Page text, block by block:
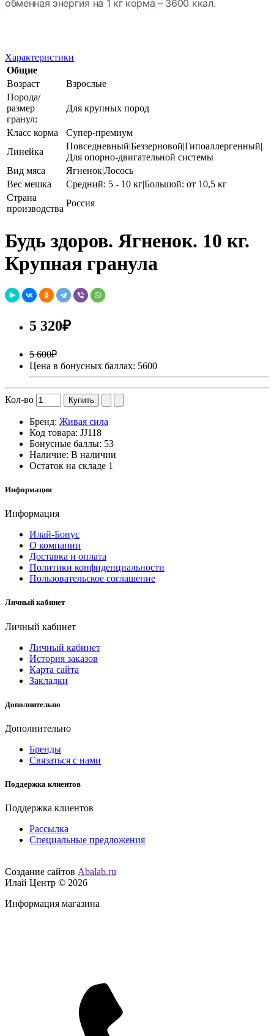
обменная энергия на 1 кг корма – 3600 ккал.
Характеристики
Общие
Возраст
Взрослые
Порода/
размер
гранул:
Для крупных пород
Класс корма
Супер-премиум
Линейка
Повседневный|Беззерновой|Гипоаллергенный|
Для опорно-двигательной системы
Вид мяса
Ягненок|Лосось
Вес мешка
Средний: 5 - 10 кг|Большой: от 10,5 кг
Страна
производства
Россия
Будь здоров. Ягненок. 10 кг.
Крупная гранула
5 320₽
5 600₽
Цена в бонусных баллах: 5600
Кол-во Купить
Бренд: Живая сила
Код товара: JJ118
Бонусные баллы: 53
Наличие: В наличии
Остаток на складе 1
Информация
Информация
Илай-Бонус
О компании
Доставка и оплата
Политики конфиденциальности
Пользовательское соглашение
Личный кабинет
Личный кабинет
Личный кабинет
История заказов
Карта сайта
Закладки
Дополнительно
Дополнительно
Бренды
Связаться с нами
Поддержка клиентов
Поддержка клиентов
Рассылка
Специальные предложения
Создание сайтов Abalab.ru
Илай Центр © 2026
Информация магазина